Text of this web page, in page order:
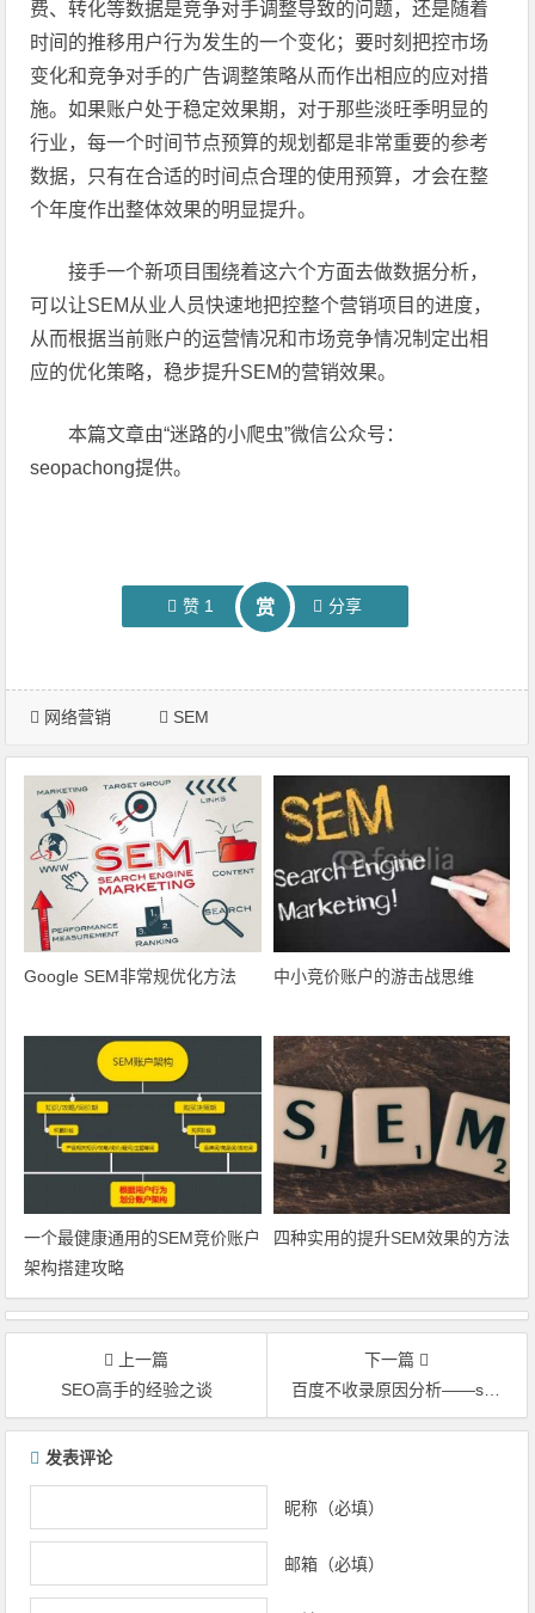
费、转化等数据是竞争对手调整导致的问题，还是随着
时间的推移用户行为发生的一个变化；要时刻把控市场
变化和竞争对手的广告调整策略从而作出相应的应对措
施。如果账户处于稳定效果期，对于那些淡旺季明显的
行业，每一个时间节点预算的规划都是非常重要的参考
数据，只有在合适的时间点合理的使用预算，才会在整
个年度作出整体效果的明显提升。
接手一个新项目围绕着这六个方面去做数据分析，
可以让SEM从业人员快速地把控整个营销项目的进度，
从而根据当前账户的运营情况和市场竞争情况制定出相
应的优化策略，稳步提升SEM的营销效果。
本篇文章由“迷路的小爬虫”微信公众号：
seopachong提供。
赞 1 赏 分享
网络营销 SEM
Google SEM非常规优化方法 中小竞价账户的游击战思维
一个最健康通用的SEM竞价账户
架构搭建攻略
四种实用的提升SEM效果的方法
上一篇
SEO高手的经验之谈
下一篇
百度不收录原因分析——spider抓取篇
文章导航
发表评论
昵称（必填）
邮箱（必填）